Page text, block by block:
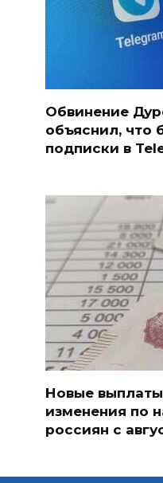
Обвинение
объяснил, что
подписки в
Новые
изменения по
россиян с